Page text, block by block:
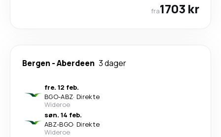
fra1703 kr
Bergen -Aberdeen 3 dager
fre. 12 feb.
BGO-ABZ· Direkte
Wideroe
søn. 14 feb.
ABZ-BGO· Direkte
Wideroe